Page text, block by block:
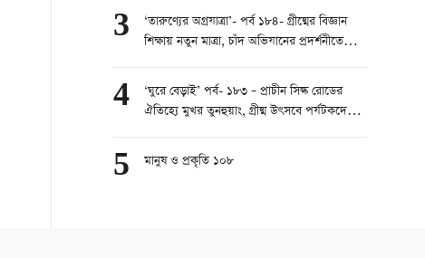
3
‘তারুণ্যের অগ্রযাত্রা’- পর্ব ১৮৪- গ্রীষ্মের বিজ্ঞান
শিক্ষায় নতুন মাত্রা, চাঁদ অভিযানের প্রদর্শনীতে
4
‘ঘুরে বেড়াই’ পর্ব- ১৮৩ – প্রাচীন সিল্ক রোডের
ঐতিহ্যে মুখর তুনহুয়াং, গ্রীষ্ম উৎসবে পর্যটকদের
5 মানুষ ও প্রকৃতি ১০৮